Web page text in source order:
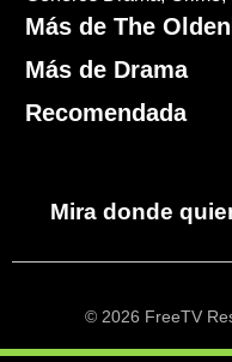
Más de The
Más de Drama
Recomendada
Mira donde
© 2026 FreeTV